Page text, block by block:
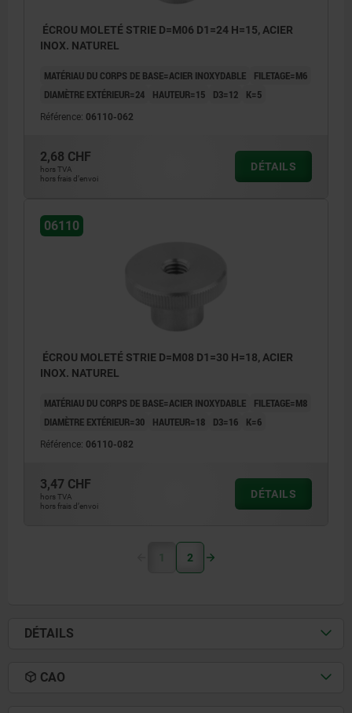
ÉCROU MOLETÉ STRIE D=M06 D1=24 H=15, ACIER
INOX. NATUREL
MATÉRIAU DU CORPS DE BASE=ACIER INOXYDABLE
FILETAGE=M6
DIAMÈTRE EXTÉRIEUR=24
HAUTEUR=15 D3=12 K=5
Référence: 06110-062
2,68 CHF
hors TVA
hors frais d’envoi
DÉTAILS
06110
ÉCROU MOLETÉ STRIE D=M08 D1=30 H=18, ACIER
INOX. NATUREL
MATÉRIAU DU CORPS DE BASE=ACIER INOXYDABLE
FILETAGE=M8
DIAMÈTRE EXTÉRIEUR=30
HAUTEUR=18 D3=16 K=6
Référence: 06110-082
3,47 CHF
hors TVA
hors frais d’envoi
DÉTAILS
1 2
DÉTAILS
CAO